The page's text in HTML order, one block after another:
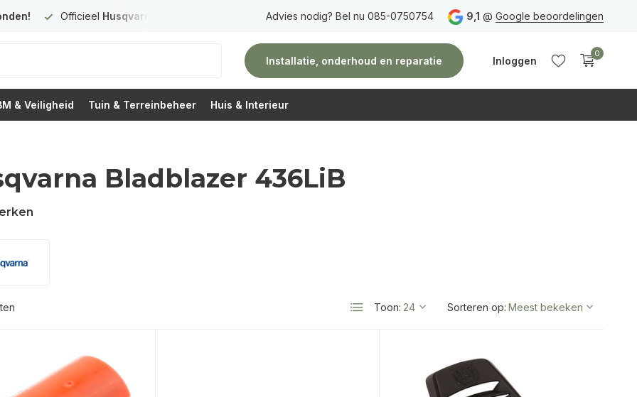
Officieel Husqvarna Premium Dealer Gratis verzendingvanaf 150 euro Vóór 14:00 uur besteld,
Advies nodig? Bel nu 085-0750754 9,1 @ Google beoordelingen
Installatie, onderhoud en reparatie Inloggen
0
& Veiligheid Tuin & Terreinbeheer Huis & Interieur
Bladblazer 436LiB
Toon: Sorteren op: